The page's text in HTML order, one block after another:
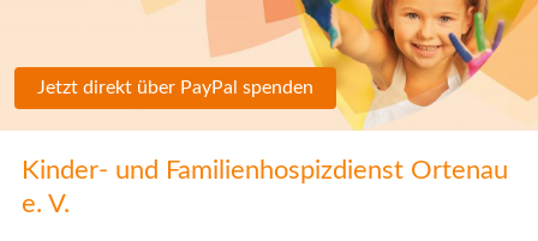
Jetzt direkt über PayPal spenden
Kinder- und Familienhospizdienst Ortenau
e. V.